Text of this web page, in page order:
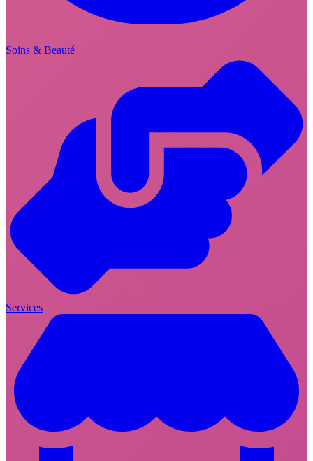
Soins & Beauté
Services